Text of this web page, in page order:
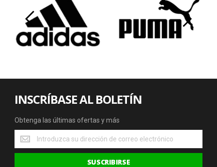
‹ ›
INSCRÍBASE AL BOLETÍN
Obtenga las últimas ofertas y más
Obtenga
las
últimas
SUSCRIBIRSE